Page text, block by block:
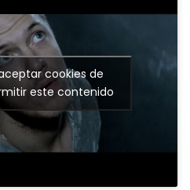
cookies de
este contenido